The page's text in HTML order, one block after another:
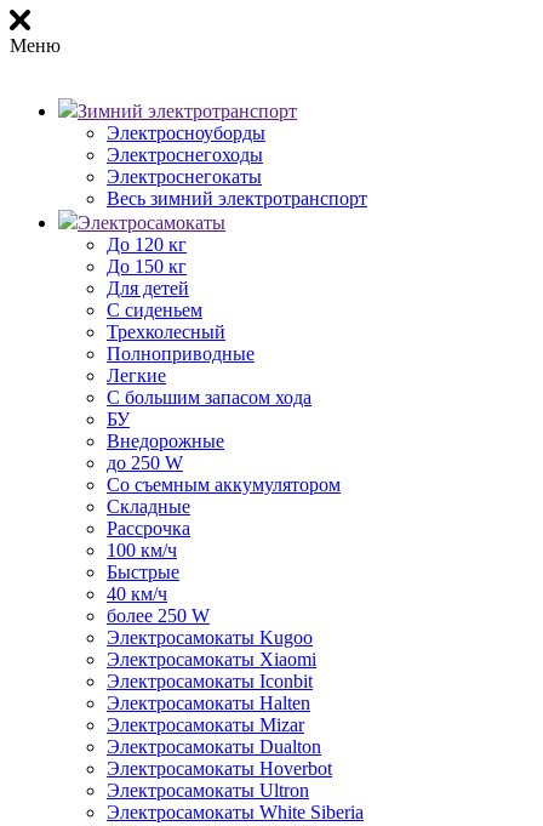
Меню
Зимний электротранспорт
Электросноуборды
Электроснегоходы
Электроснегокаты
Весь зимний электротранспорт
Электросамокаты
До 120 кг
До 150 кг
Для детей
С сиденьем
Трехколесный
Полноприводные
Легкие
С большим запасом хода
БУ
Внедорожные
до 250 W
Со съемным аккумулятором
Складные
Рассрочка
100 км/ч
Быстрые
40 км/ч
более 250 W
Электросамокаты Kugoo
Электросамокаты Xiaomi
Электросамокаты Iconbit
Электросамокаты Halten
Электросамокаты Mizar
Электросамокаты Dualton
Электросамокаты Hoverbot
Электросамокаты Ultron
Электросамокаты White Siberia